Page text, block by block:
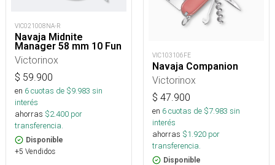
VIC021008NA-R
Navaja Midnite
Manager 58 mm 10 Fun
Victorinox
$ 59.900
en 6cuotas de $9.983 sin
interés
ahorras $2.400 por
transferencia.
Disponible
+5 Vendidos
VIC103106FE
Navaja Companion
Victorinox
$ 47.900
en 6cuotas de $7.983 sin
interés
ahorras $1.920 por
transferencia.
Disponible